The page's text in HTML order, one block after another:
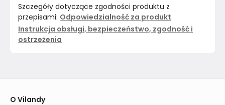
Szczegóły dotyczące zgodności produktu z
przepisami: Odpowiedzialność za produkt
Instrukcja obsługi, bezpieczeństwo, zgodność i
ostrzeżenia
O Vilandy